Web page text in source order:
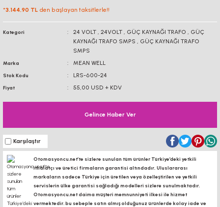
*3.144,90 TL den başlayan taksitlerle!!
Kategori 24 VOLT , 24VOLT , GÜÇ KAYNAĞI TRAFO , GÜÇ
KAYNAĞI TRAFO SMPS , GÜÇ KAYNAĞI TRAFO
SMPS
Marka MEAN WELL
Stok Kodu LRS-600-24
Fiyat 55,00 USD + KDV
Gelince Haber Ver
Karşılaştır
Otomasyoncu.net’te sizlere sunulan tüm ürünler Türkiye’deki yetkili
ithalatçı ve üretici firmaların garantisi altındadır, Uluslararası
markaların sadece Türkiye için üretilen veya özelleştirilen ve yetkili
servislerin ülke garantisi sağladığı modelleri sizlere sunulmaktadır.
Otomasyoncu.net daima müşteri memnunniyeti ilkesi ile hizmet
vermektedir. bu sebeple satın almış olduğunuz ürünlerde kolay iade ve